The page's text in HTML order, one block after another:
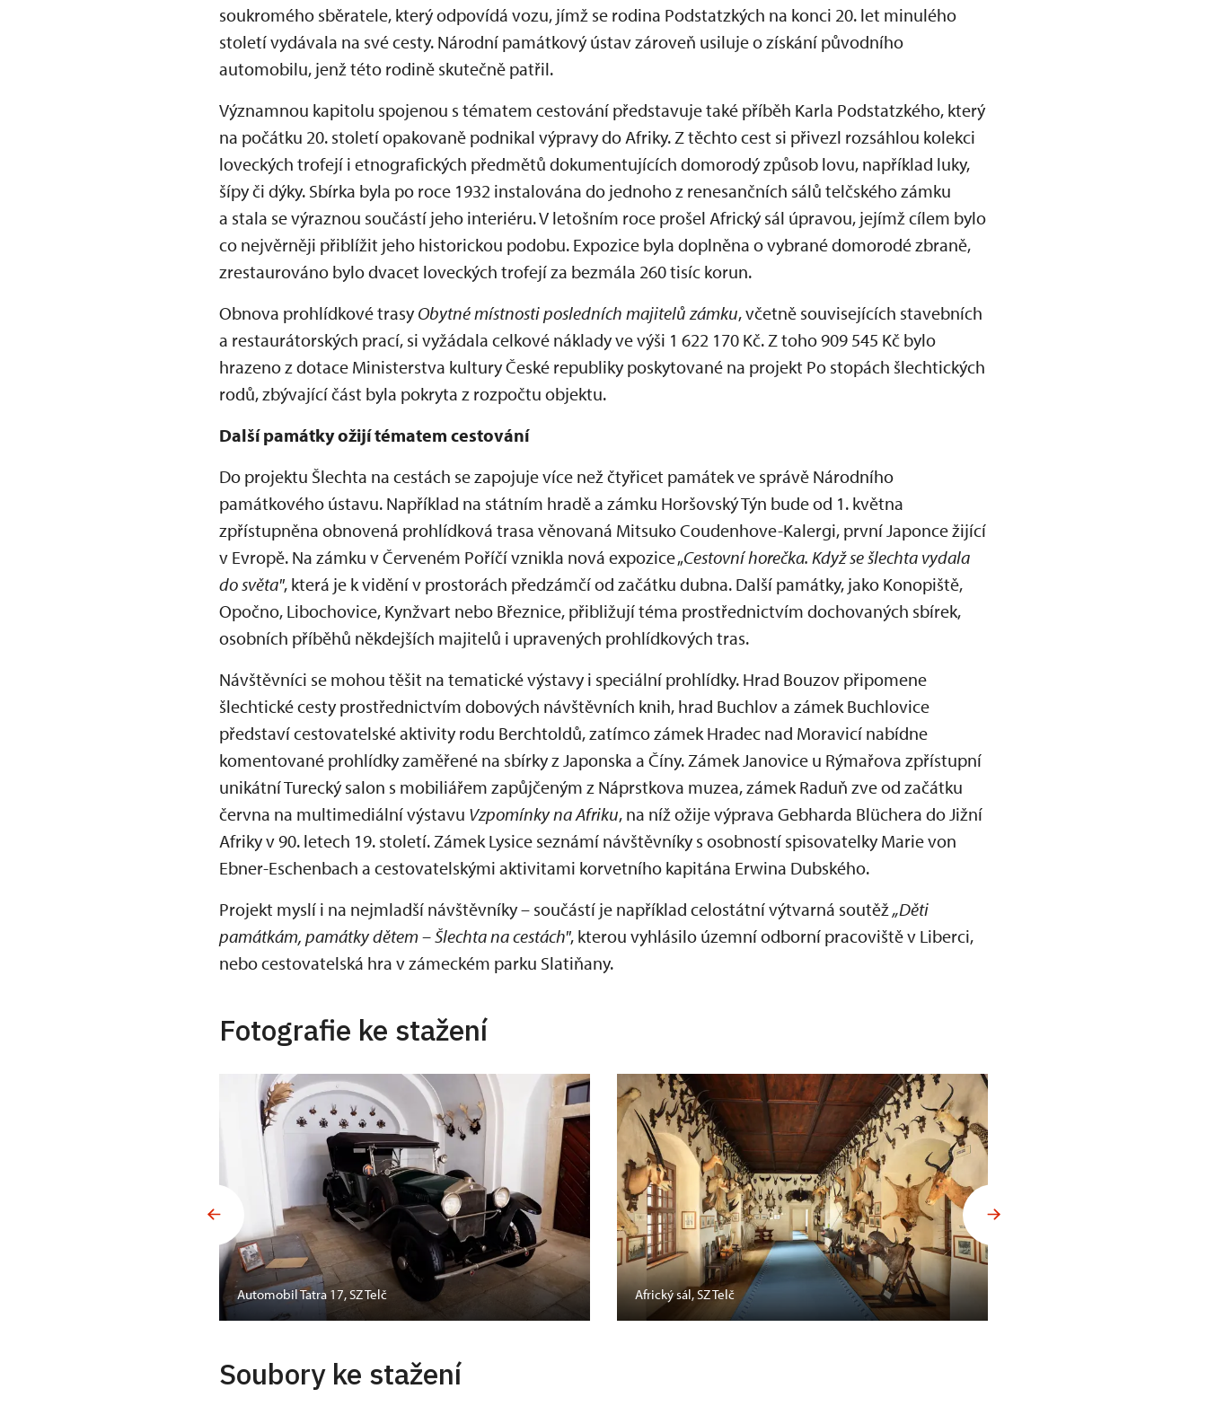
soukromého sběratele, který odpovídá vozu, jímž se rodina Podstatzkých na konci 20. let minulého
století vydávala na své cesty. Národní památkový ústav zároveň usiluje o získání původního
automobilu, jenž této rodině skutečně patřil.
Významnou kapitolu spojenou s tématem cestování představuje také příběh Karla Podstatzkého, který
na počátku 20. století opakovaně podnikal výpravy do Afriky. Z těchto cest si přivezl rozsáhlou kolekci
loveckých trofejí i etnografických předmětů dokumentujících domorodý způsob lovu, například luky,
šípy či dýky. Sbírka byla po roce 1932 instalována do jednoho z renesančních sálů telčského zámku
a stala se výraznou součástí jeho interiéru. V letošním roce prošel Africký sál úpravou, jejímž cílem bylo
co nejvěrněji přiblížit jeho historickou podobu. Expozice byla doplněna o vybrané domorodé zbraně,
zrestaurováno bylo dvacet loveckých trofejí za bezmála 260 tisíc korun.
Obnova prohlídkové trasy Obytné místnosti posledních majitelů zámku, včetně souvisejících stavebních
a restaurátorských prací, si vyžádala celkové náklady ve výši 1 622 170 Kč. Z toho 909 545 Kč bylo
hrazeno z dotace Ministerstva kultury České republiky poskytované na projekt Po stopách šlechtických
rodů, zbývající část byla pokryta z rozpočtu objektu.
Další památky ožijí tématem cestování
Do projektu Šlechta na cestách se zapojuje více než čtyřicet památek ve správě Národního
památkového ústavu. Například na státním hradě a zámku Horšovský Týn bude od 1. května
zpřístupněna obnovená prohlídková trasa věnovaná Mitsuko Coudenhove-Kalergi, první Japonce žijící
v Evropě. Na zámku v Červeném Poříčí vznikla nová expozice „Cestovní horečka. Když se šlechta vydala
do světa", která je k vidění v prostorách předzámčí od začátku dubna. Další památky, jako Konopiště,
Opočno, Libochovice, Kynžvart nebo Březnice, přibližují téma prostřednictvím dochovaných sbírek,
osobních příběhů někdejších majitelů i upravených prohlídkových tras.
Návštěvníci se mohou těšit na tematické výstavy i speciální prohlídky. Hrad Bouzov připomene
šlechtické cesty prostřednictvím dobových návštěvních knih, hrad Buchlov a zámek Buchlovice
představí cestovatelské aktivity rodu Berchtoldů, zatímco zámek Hradec nad Moravicí nabídne
komentované prohlídky zaměřené na sbírky z Japonska a Číny. Zámek Janovice u Rýmařova zpřístupní
unikátní Turecký salon s mobiliářem zapůjčeným z Náprstkova muzea, zámek Raduň zve od začátku
června na multimediální výstavu Vzpomínky na Afriku, na níž ožije výprava Gebharda Blüchera do Jižní
Afriky v 90. letech 19. století. Zámek Lysice seznámí návštěvníky s osobností spisovatelky Marie von
Ebner-Eschenbach a cestovatelskými aktivitami korvetního kapitána Erwina Dubského.
Projekt myslí i na nejmladší návštěvníky – součástí je například celostátní výtvarná soutěž„Děti
památkám, památky dětem – Šlechta na cestách", kterou vyhlásilo územní odborní pracoviště v Liberci,
nebo cestovatelská hra v zámeckém parku Slatiňany.
Fotografie ke stažení
Automobil Tatra 17, SZ Telč
Africký sál, SZ Telč
Soubory ke stažení